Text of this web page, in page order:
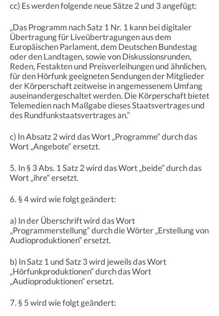
cc) Es werden folgende neue Sätze 2 und 3 angefügt:
„Das Programm nach Satz 1 Nr. 1 kann bei digitaler
Übertragung für Liveübertragungen aus dem
Europäischen Parlament, dem Deutschen Bundestag
oder den Landtagen, sowie von Diskussionsrunden,
Reden, Festakten und Preisverleihungen und ähnlichen,
für den Hörfunk geeigneten Sendungen der Mitglieder
der Körperschaft zeitweise in angemessenem Umfang
auseinandergeschaltet werden. Die Körperschaft bietet
Telemedien nach Maßgabe dieses Staatsvertrages und
des Rundfunkstaatsvertrages an.“
c) In Absatz 2 wird das Wort „Programme“ durch das
Wort „Angebote“ ersetzt.
5. In § 3 Abs. 1 Satz 2 wird das Wort „beide“ durch das
Wort „ihre“ ersetzt.
6. § 4 wird wie folgt geändert:
a) In der Überschrift wird das Wort
„Programmerstellung“ durch die Wörter „Erstellung von
Audioproduktionen“ ersetzt.
b) In Satz 1 und Satz 3 wird jeweils das Wort
„Hörfunkproduktionen“ durch das Wort
„Audioproduktionen“ ersetzt.
7. § 5 wird wie folgt geändert: